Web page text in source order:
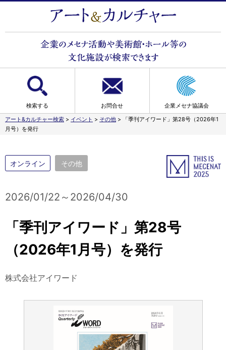
検索する お問合せ
企業メセナ協議会
アート&カルチャー検索 > イベント > その他 >
「季刊アイワード」第28号（2026年1
月号）を発行
オンライン その他
2026/01/22～2026/04/30
「季刊アイワード」第28号
（2026年1月号）を発行
株式会社アイワード